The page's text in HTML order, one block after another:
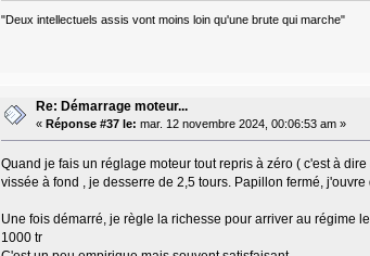
"Deux intellectuels assis vont moins loin qu'une brute qui marche"
Re: Démarrage moteur...
« Réponse #37 le: mar. 12 novembre 2024, 00:06:53 am »
Quand je fais un réglage moteur tout repris à zéro ( c'est à
vissée à fond , je desserre de 2,5 tours. Papillon fermé, j'ouvre
Une fois démarré, je règle la richesse pour arriver au régime
1000 tr